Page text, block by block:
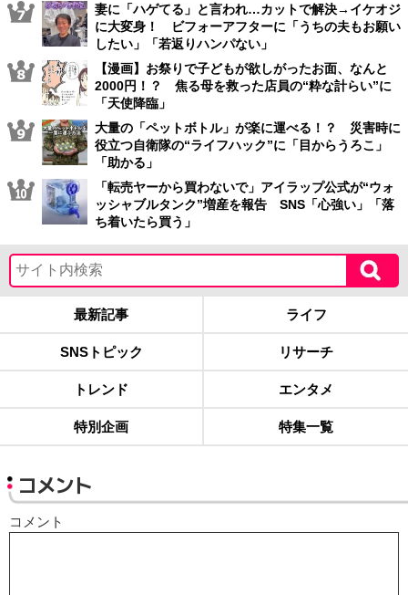
妻に「ハゲてる」と言われ…カットで解決→イケオジ
に大変身！ ビフォーアフターに「うちの夫もお願い
したい」「若返りハンパない」
【漫画】お祭りで子どもが欲しがったお面、なんと
2000円！？ 焦る母を救った店員の“粋な計らい”に
「天使降臨」
大量の「ペットボトル」が楽に運べる！？ 災害時に
役立つ自衛隊の“ライフハック”に「目からうろこ」
「助かる」
「転売ヤーから買わないで」アイラップ公式が“ウォ
ッシャブルタンク”増産を報告 SNS「心強い」「落
ち着いたら買う」
最新記事 ライフ
SNSトピック リサーチ
トレンド エンタメ
特別企画 特集一覧
コメント
コメント